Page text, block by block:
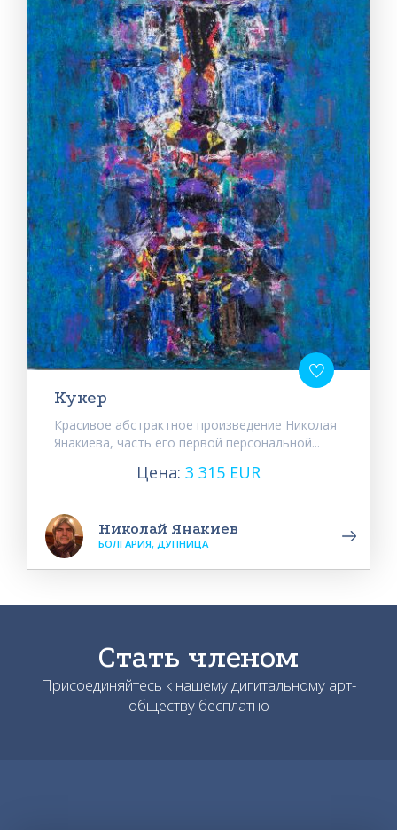
Кукер
Красивое абстрактное произведение Николая
Янакиева, часть его первой персональной...
Цена: 3 315 EUR
Николай Янакиев
БОЛГАРИЯ, ДУПНИЦА
Стать членом
Присоединяйтесь к нашему дигитальному арт-
обществу бесплатно